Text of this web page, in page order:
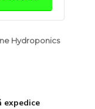
Hydroponics
expedice